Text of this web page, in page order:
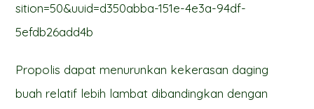
sition=50&uuid=d350abba-151e-4e3a-94df-
5efdb26add4b
Propolis dapat menurunkan kekerasan daging
buah relatif lebih lambat dibandingkan dengan